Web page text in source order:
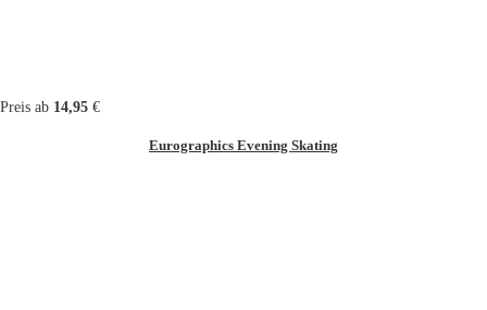
Preis ab 14,95 €
Eurographics Evening Skating